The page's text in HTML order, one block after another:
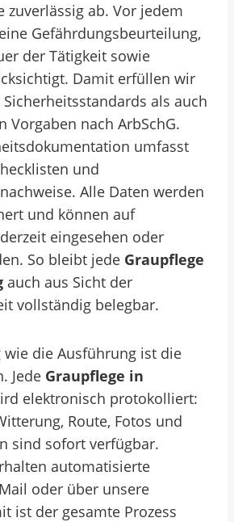
zuverlässig ab. Vor jedem
Gefährdungsbeurteilung,
der Tätigkeit sowie
Damit erfüllen wir
als auch
Vorgaben nach ArbSchG.
umfasst
und
Alle Daten werden
und können auf
eingesehen oder
So bleibt jede Graupflege
auch aus Sicht der
vollständig belegbar.
wie die Ausführung ist die
Jede Graupflege in
elektronisch protokolliert:
Route, Fotos und
sind sofort verfügbar.
automatisierte
oder über unsere
ist der gesamte Prozess